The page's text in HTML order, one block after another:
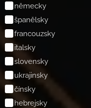
německy
španělsky
francouzsky
italsky
slovensky
ukrajinsky
čínsky
hebrejsky